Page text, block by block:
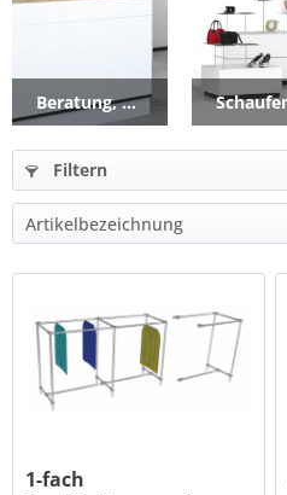
Beratung, Warten & Kasse
Filtern
1-fach